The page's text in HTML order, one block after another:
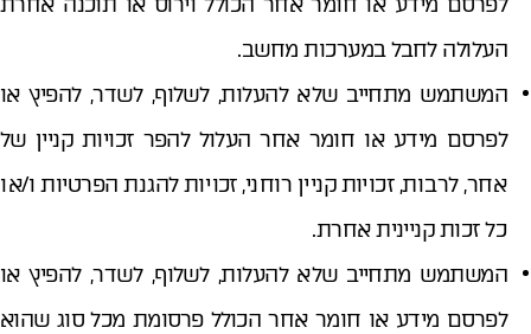
העלולה לחבל במערכות מחשב.
המשתמש מתחייב שלא להעלות, לשלוף, לשדר, להפיץ או
לפרסם מידע או חומר אחר העלול להפר זכויות קניין של
אחר, לרבות, זכויות קניין רוחני, זכויות להגנת הפרטיות ו/או
כל זכות קניינית אחרת.
המשתמש מתחייב שלא להעלות, לשלוף, לשדר, להפיץ או
לפרסם מידע או חומר אחר הכולל פרסומת מכל סוג שהוא